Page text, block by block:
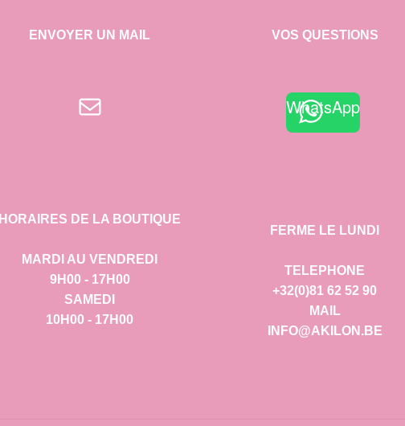
ENVOYER UN MAIL
E-mail
HORAIRES DE LA BOUTIQUE
MARDI AU VENDREDI
9H00 - 17H00
SAMEDI
10H00 - 17H00
VOS QUESTIONS
WhatsApp
FERME LE LUNDI
TELEPHONE
+32(0)81 62 52 90
MAIL
INFO@AKILON.BE